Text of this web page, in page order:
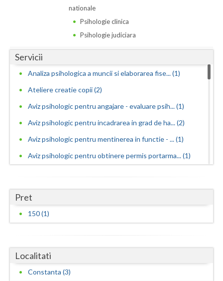
Mures
Neamt
Satu-Mare
Suceava
Teleorman
Tulcea
Valcea
nationale
Psihologie clinica
Psihologie judiciara
Servicii
Analiza psihologica a muncii si elaborarea fise... (1)
Ateliere creatie copii (2)
Aviz psihologic pentru angajare - evaluare psih... (1)
Aviz psihologic pentru incadrarea in grad de ha... (2)
Aviz psihologic pentru mentinerea in functie - ... (1)
Aviz psihologic pentru obtinere permis portarma... (1)
Aviz psihologic pentru scoala - evaluare psihol... (2)
Consiliere in cariera si orientare vocationala (1)
Consiliere psihologica in vederea integrarii so... (1)
Consiliere psihologica in vederea reconversiei ... (1)
Pret
150 (1)
Localitati
Constanta (3)